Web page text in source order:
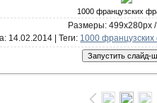
1000 французских
Размеры: 499x280px
: 14.02.2014 |Теги: 1000